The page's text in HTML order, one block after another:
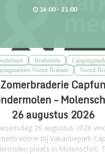
16:00 - 21:00
Braderieën
Noord-Brabant
Noord-
Zomerbraderie Capfun
–
26 augustus 2026
26 augustus 2026
bij Vakantiepark
plaats in Molenschot.